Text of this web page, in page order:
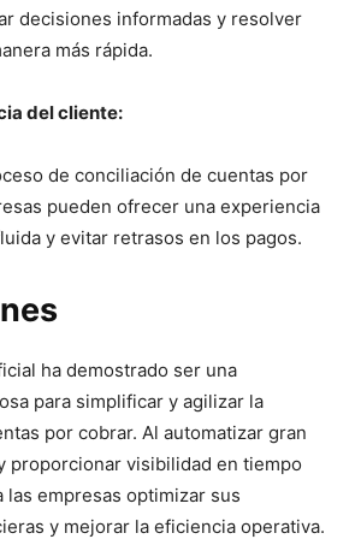
decisiones informadas y resolver
más rápida.
del cliente:
de conciliación de cuentas por
pueden ofrecer una experiencia
y evitar retrasos en los pagos.
ha demostrado ser una
para simplificar y agilizar la
por cobrar. Al automatizar gran
proporcionar visibilidad en tiempo
las empresas optimizar sus
y mejorar la eficiencia operativa.